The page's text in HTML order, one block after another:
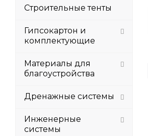
Строительные тенты
Гипсокартон и
комплектующие
Материалы для
благоустройства
Дренажные системы
Инженерные
системы